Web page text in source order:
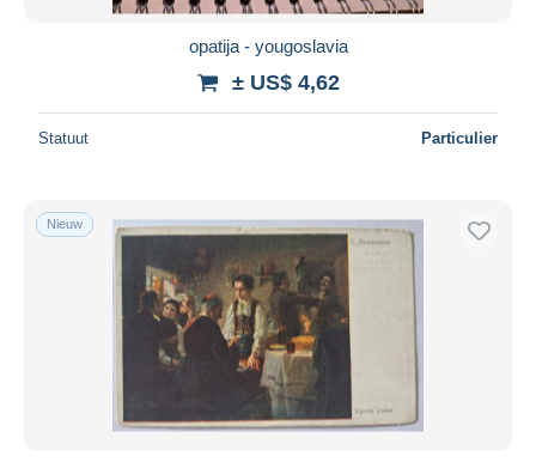
opatija - yougoslavia
± US$ 4,62
Statuut Particulier
Nieuw